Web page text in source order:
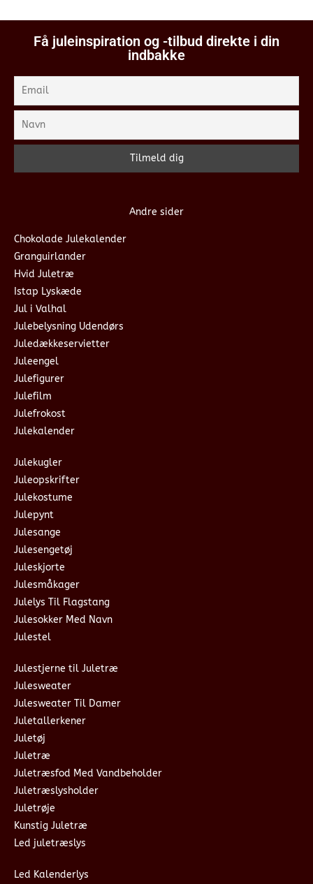
Få juleinspiration og -tilbud direkte i din
indbakke
Andre sider
Chokolade Julekalender
Granguirlander
Hvid Juletræ
Istap Lyskæde
Jul i Valhal
Julebelysning Udendørs
Juledækkeservietter
Juleengel
Julefigurer
Julefilm
Julefrokost
Julekalender
Julekugler
Juleopskrifter
Julekostume
Julepynt
Julesange
Julesengetøj
Juleskjorte
Julesmåkager
Julelys Til Flagstang
Julesokker Med Navn
Julestel
Julestjerne til Juletræ
Julesweater
Julesweater Til Damer
Juletallerkener
Juletøj
Juletræ
Juletræsfod Med Vandbeholder
Juletræslysholder
Juletrøje
Kunstig Juletræ
Led juletræslys
Led Kalenderlys